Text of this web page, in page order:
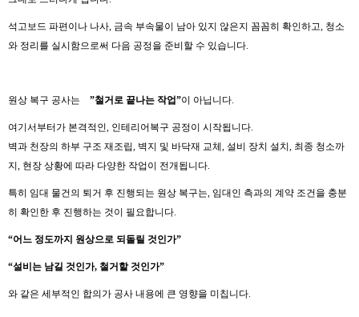
석고보드 파편이나 나사, 금속 부속물이 남아 있지 않은지 꼼꼼히 확인하고, 청소
와 정리를 실시함으로써 다음 공정을 준비할 수 있습니다.
원상 복구 공사는 ”철거로 끝나는 작업”이 아닙니다.
여기서부터가 본격적인, 인테리어복구 공정이 시작됩니다.
벽과 천장의 하부 구조 재조립, 벽지 및 바닥재 교체, 설비 장치 설치, 최종 청소까
지, 현장 상황에 따라 다양한 작업이 전개됩니다.
특히 임대 물건의 퇴거 후 진행되는 원상 복구는, 임대인 측과의 계약 조건을 충분
히 확인한 후 진행하는 것이 필요합니다.
“어느 정도까지 원상으로 되돌릴 것인가”
“설비는 남길 것인가, 철거할 것인가”
와 같은 세부적인 합의가 공사 내용에 큰 영향을 미칩니다.